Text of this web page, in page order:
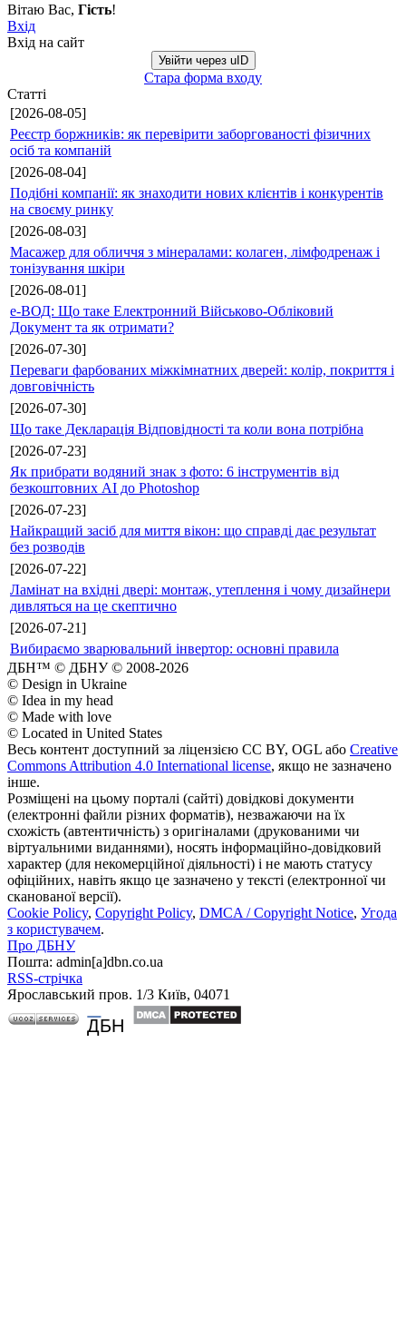
Вітаю Вас, Гість!
Вхід
Вхід на сайт
Увійти через uID
Стара форма входу
Статті
[2026-08-05]
Реєстр боржників: як перевірити заборгованості фізичних
осіб та компаній
[2026-08-04]
Подібні компанії: як знаходити нових клієнтів і конкурентів
на своєму ринку
[2026-08-03]
Масажер для обличчя з мінералами: колаген, лімфодренаж і
тонізування шкіри
[2026-08-01]
е-ВОД: Що таке Електронний Військово-Обліковий
Документ та як отримати?
[2026-07-30]
Переваги фарбованих міжкімнатних дверей: колір, покриття і
довговічність
[2026-07-30]
Що таке Декларація Відповідності та коли вона потрібна
[2026-07-23]
Як прибрати водяний знак з фото: 6 інструментів від
безкоштовних AI до Photoshop
[2026-07-23]
Найкращий засіб для миття вікон: що справді дає результат
без розводів
[2026-07-22]
Ламінат на вхідні двері: монтаж, утеплення і чому дизайнери
дивляться на це скептично
[2026-07-21]
Вибираємо зварювальний інвертор: основні правила
ДБН™ © ДБНУ © 2008-2026
© Design in Ukraine
© Idea in my head
© Made with love
© Located in United States
Весь контент доступний за ліцензією CC BY, OGL або Creative
Commons Attribution 4.0 International license, якщо не зазначено
інше.
Розміщені на цьому порталі (сайті) довідкові документи
(електронні файли різних форматів), незважаючи на їх
схожість (автентичність) з оригіналами (друкованими чи
віртуальними виданнями), носять інформаційно-довідковий
характер (для некомерційної діяльності) і не мають статусу
офіційних, навіть якщо це зазначено у тексті (електронної чи
сканованої версії).
Cookie Policy, Copyright Policy, DMCA / Copyright Notice, Угода
з користувачем.
Про ДБНУ
Пошта: admin[а]dbn.co.ua
RSS-стрічка
Ярославський пров. 1/3 Київ, 04071